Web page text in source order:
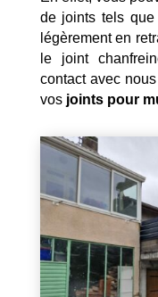
de joints tels
légèrement en
le joint
contact avec
vos joints pour